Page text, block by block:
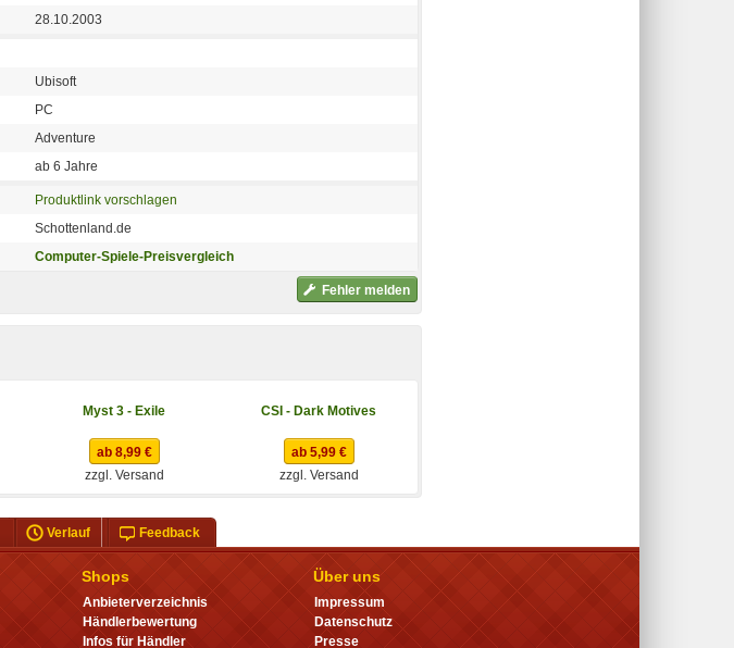
28.10.2003
Ubisoft
PC
Adventure
ab 6 Jahre
Produktlink vorschlagen
Schottenland.de
Computer-Spiele-Preisvergleich
Fehler melden
Myst 3 - Exile CSI - Dark Motives
ab 8,99 €
zzgl. Versand
ab 5,99 €
zzgl. Versand
Verlauf Feedback
Shops
Anbieterverzeichnis
Händlerbewertung
Infos für Händler
Über uns
Impressum
Datenschutz
Presse